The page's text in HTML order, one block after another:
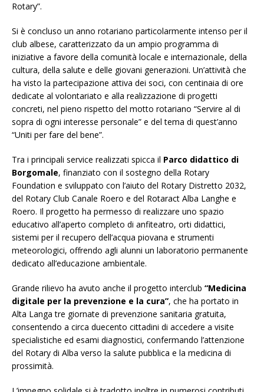
Rotary”.
Si è concluso un anno rotariano particolarmente intenso per il
club albese, caratterizzato da un ampio programma di
iniziative a favore della comunità locale e internazionale, della
cultura, della salute e delle giovani generazioni. Un’attività che
ha visto la partecipazione attiva dei soci, con centinaia di ore
dedicate al volontariato e alla realizzazione di progetti
concreti, nel pieno rispetto del motto rotariano “Servire al di
sopra di ogni interesse personale” e del tema di quest’anno
“Uniti per fare del bene”.
Tra i principali service realizzati spicca il Parco didattico di
Borgomale, finanziato con il sostegno della Rotary
Foundation e sviluppato con l’aiuto del Rotary Distretto 2032,
del Rotary Club Canale Roero e del Rotaract Alba Langhe e
Roero. Il progetto ha permesso di realizzare uno spazio
educativo all’aperto completo di anfiteatro, orti didattici,
sistemi per il recupero dell’acqua piovana e strumenti
meteorologici, offrendo agli alunni un laboratorio permanente
dedicato all’educazione ambientale.
Grande rilievo ha avuto anche il progetto interclub “Medicina
digitale per la prevenzione e la cura”, che ha portato in
Alta Langa tre giornate di prevenzione sanitaria gratuita,
consentendo a circa duecento cittadini di accedere a visite
specialistiche ed esami diagnostici, confermando l’attenzione
del Rotary di Alba verso la salute pubblica e la medicina di
prossimità.